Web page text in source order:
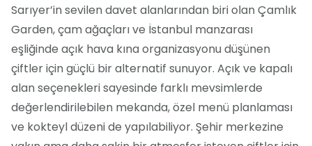
Sarıyer’in sevilen davet alanlarından biri olan Çamlık
Garden, çam ağaçları ve İstanbul manzarası
eşliğinde açık hava kına organizasyonu düşünen
çiftler için güçlü bir alternatif sunuyor. Açık ve kapalı
alan seçenekleri sayesinde farklı mevsimlerde
değerlendirilebilen mekanda, özel menü planlaması
ve kokteyl düzeni de yapılabiliyor. Şehir merkezine